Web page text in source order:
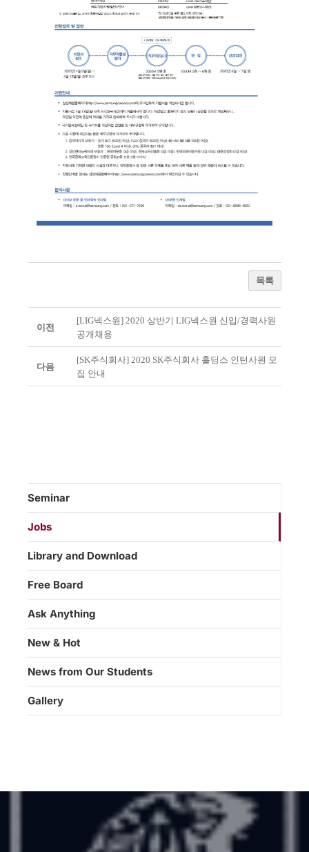
목록
이전
[LIG넥스원] 2020 상반기 LIG넥스원 신입/경력사원
공개채용
다음
[SK주식회사] 2020 SK주식회사 홀딩스 인턴사원 모
집 안내
Seminar
Jobs
Library and Download
Free Board
Ask Anything
New & Hot
News from Our Students
Gallery